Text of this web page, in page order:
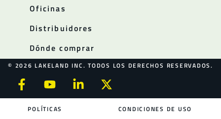
Oficinas
Distribuidores
Dónde comprar
© 2026 LAKELAND INC. TODOS LOS DERECHOS RESERVADOS.
POLÍTICAS CONDICIONES DE USO